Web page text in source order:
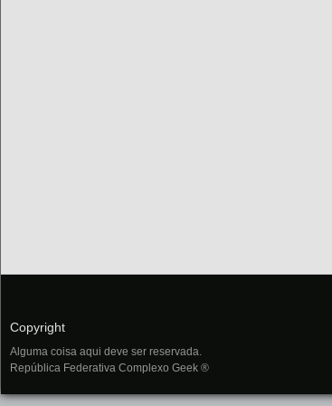
Copyright
Alguma coisa aqui deve ser reservada.
República Federativa Complexo Geek ®